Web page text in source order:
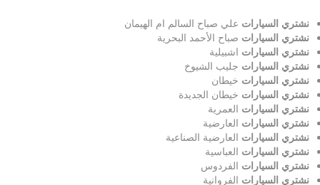
نشتري السيارات علي صباح السالم ام الهيمان
نشتري السيارات صباح الأحمد البحرية
نشتري السيارات اشبيلية
نشتري السيارات جليب الشيوخ
نشتري السيارات خيطان
نشتري السيارات خيطان الجديدة
نشتري السيارات العمرية
نشتري السيارات العارضية
نشتري السيارات العارضية الصناعية
نشتري السيارات العباسية
نشتري السيارات الفردوس
نشتري السيارات الفروانية